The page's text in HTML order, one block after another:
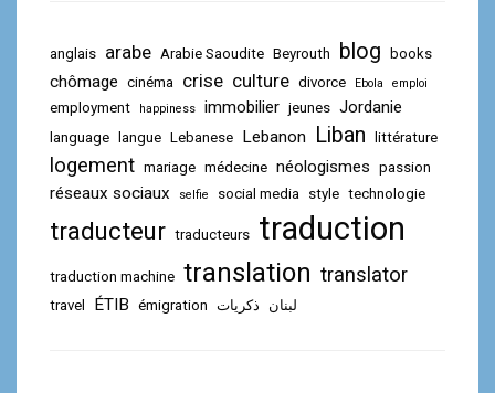
anglais arabe Arabie Saoudite Beyrouth blog books
chômage cinéma crise culture divorce Ebola emploi
employment happiness immobilier jeunes Jordanie
language langue Lebanese Lebanon Liban littérature
logement mariage médecine néologismes passion
réseaux sociaux selfie social media style technologie
traducteur traducteurs traduction
traduction machine translation translator
travel ÉTIB émigration ذكريات لبنان